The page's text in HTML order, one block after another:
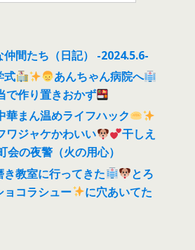
間たち（日記） -2024.5.6-
式
あんちゃん病院へ
で作り置きおかず
華まん温めライフハック
ワジャケかわいい
干しえ
会の夜警（火の用心）
教室に行ってきた
とろ
ョコラシュー
に穴あいてた